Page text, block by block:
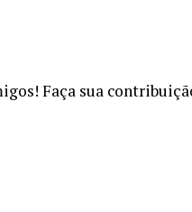
Faça sua